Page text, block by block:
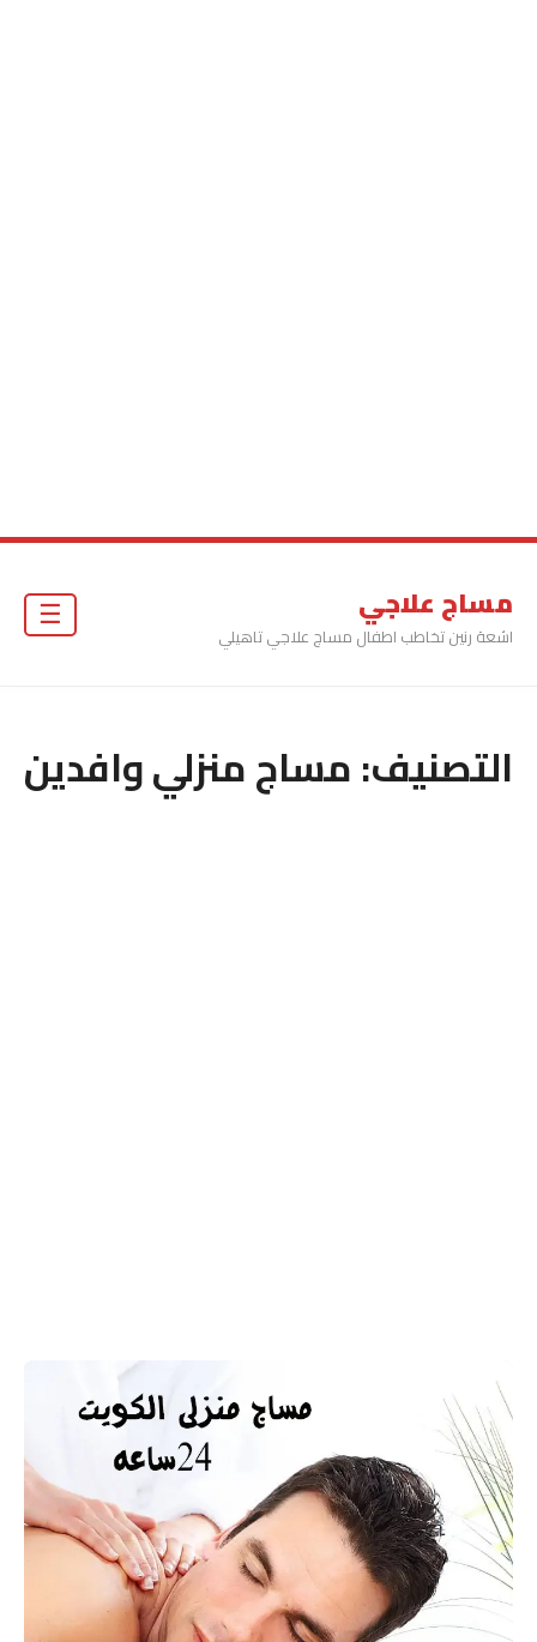
مساج علاجي
اشعة رنين تخاطب اطفال مساج علاجي تاهيلي
التصنيف:مساج منزلي وافدين